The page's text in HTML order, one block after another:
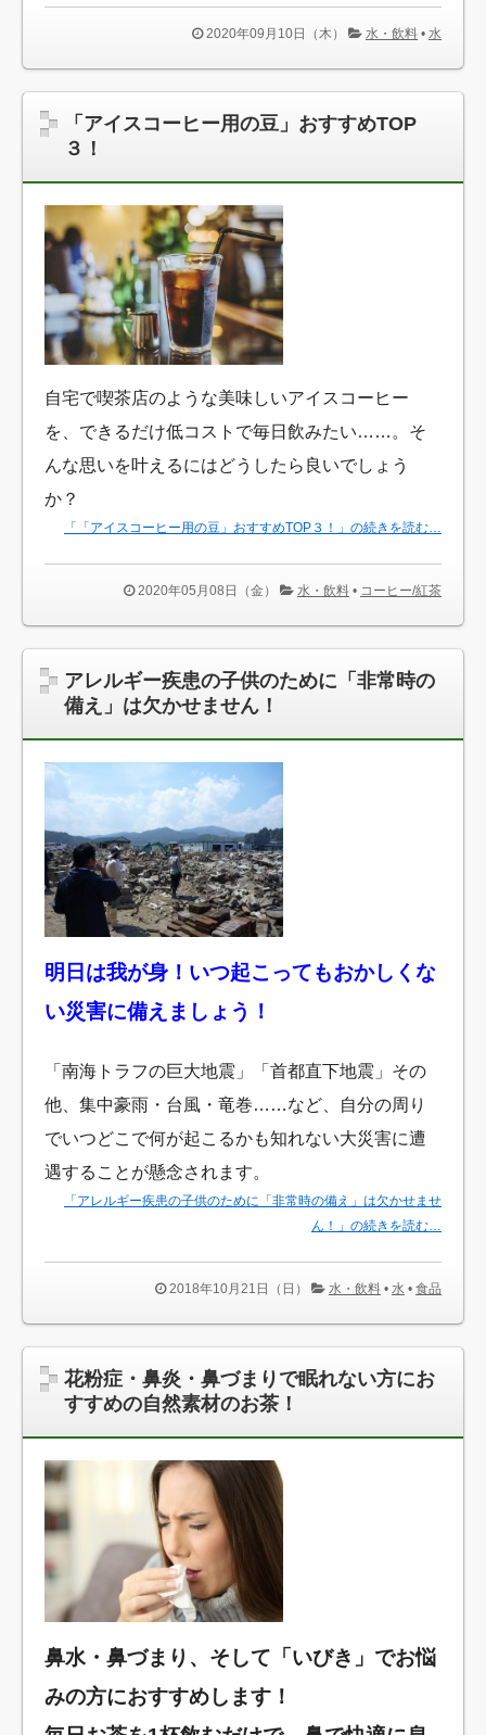
2020年09月10日（木） 水・飲料 • 水
「アイスコーヒー用の豆」おすすめTOP
３！
自宅で喫茶店のような美味しいアイスコーヒー
を、できるだけ低コストで毎日飲みたい……。そ
んな思いを叶えるにはどうしたら良いでしょう
か？
「「アイスコーヒー用の豆」おすすめTOP３！」の続きを読む…
2020年05月08日（金） 水・飲料 • コーヒー/紅茶
アレルギー疾患の子供のために「非常時の
備え」は欠かせません！
明日は我が身！いつ起こってもおかしくな
い災害に備えましょう！
「南海トラフの巨大地震」「首都直下地震」その
他、集中豪雨・台風・竜巻……など、自分の周り
でいつどこで何が起こるかも知れない大災害に遭
遇することが懸念されます。
「アレルギー疾患の子供のために「非常時の備え」は欠かせませ
ん！」の続きを読む…
2018年10月21日（日） 水・飲料 • 水 • 食品
花粉症・鼻炎・鼻づまりで眠れない方にお
すすめの自然素材のお茶！
鼻水・鼻づまり、そして「いびき」でお悩
みの方におすすめします！